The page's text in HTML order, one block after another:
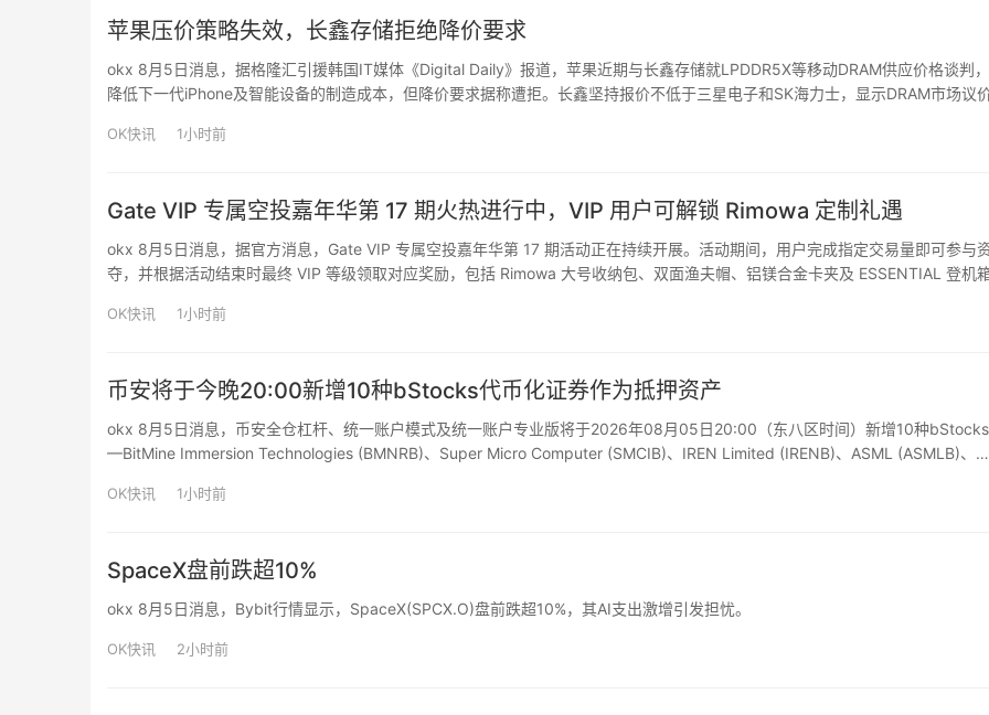
苹果压价策略失效，长鑫存储拒绝降价要求
okx 8月5日消息，据格隆汇引援韩国IT媒体《Digital Daily》报道，苹果近期与长鑫存储就LPDDR5X等移动DRAM供应价格谈判
降低下一代iPhone及智能设备的制造成本，但降价要求据称遭拒。长鑫坚持报价不低于三星电子和SK海力士，显示DRAM市场议
OK快讯 1小时前
Gate VIP 专属空投嘉年华第 17 期火热进行中，VIP 用户可解锁 Rimowa 定制礼遇
okx 8月5日消息，据官方消息，Gate VIP 专属空投嘉年华第 17 期活动正在持续开展。活动期间，用户完成指定交易量即可参与
夺，并根据活动结束时最终 VIP 等级领取对应奖励，包括 Rimowa 大号收纳包、双面渔夫帽、铝镁合金卡夹及 ESSENTIAL 登机
OK快讯 1小时前
币安将于今晚20:00新增10种bStocks代币化证券作为抵押资产
okx 8月5日消息，币安全仓杠杆、统一账户模式及统一账户专业版将于2026年08月05日20:00（东八区时间）新增10种
—BitMine Immersion Technologies (BMNRB)、Super Micro Computer (SMCIB)、IREN Limited (IRENB)、ASML (ASMLB)、
OK快讯 1小时前
SpaceX盘前跌超10%
okx 8月5日消息，Bybit行情显示，SpaceX(SPCX.O)盘前跌超10%，其AI支出激增引发担忧。
OK快讯 2小时前